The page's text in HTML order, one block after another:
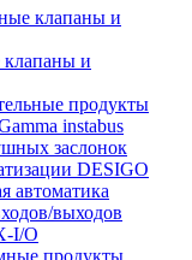
клапаны и
и
продукты
instabus
заслонок
DESIGO
автоматика
выходов
I/O
продукты